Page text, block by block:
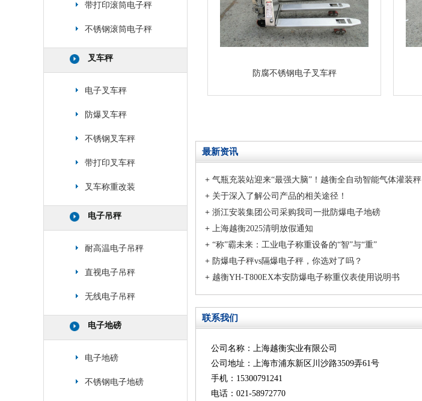
带打印滚筒电子秤
不锈钢滚筒电子秤
叉车秤
电子叉车秤
防爆叉车秤
不锈钢叉车秤
带打印叉车秤
叉车称重改装
电子吊秤
耐高温电子吊秤
直视电子吊秤
无线电子吊秤
电子地磅
电子地磅
不锈钢电子地磅
防腐不锈钢电子叉车秤
最新资讯
+ 气瓶充装站迎来“最强大脑”！越衡全自动智能气体灌装秤
+ 关于深入了解公司产品的相关途径！
+ 浙江安装集团公司采购我司一批防爆电子地磅
+ 上海越衡2025清明放假通知
+ “称”霸未来：工业电子称重设备的“智”与“重”
+ 防爆电子秤vs隔爆电子秤，你选对了吗？
+ 越衡YH-T800EX本安防爆电子称重仪表使用说明书
联系我们
公司名称：上海越衡实业有限公司
公司地址：上海市浦东新区川沙路3509弄61号
手机：15300791241
电话：021-58972770